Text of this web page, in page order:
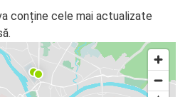
conține cele mai actualizate